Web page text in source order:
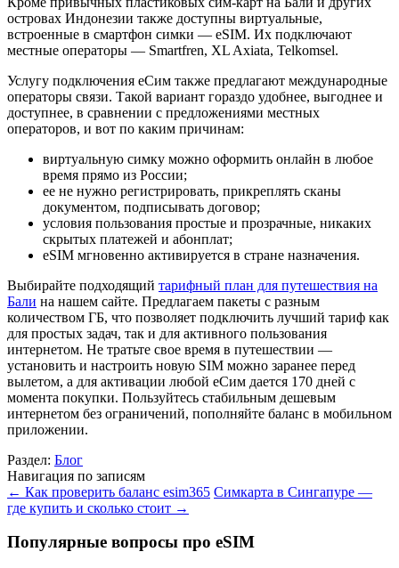
островах Индонезии также доступны виртуальные,
встроенные в смартфон симки — eSIM. Их подключают
местные операторы — Smartfren, XL Axiata, Telkomsel.
Услугу подключения еСим также предлагают международные
операторы связи. Такой вариант гораздо удобнее, выгоднее и
доступнее, в сравнении с предложениями местных
операторов, и вот по каким причинам:
виртуальную симку можно оформить онлайн в любое
время прямо из России;
ее не нужно регистрировать, прикреплять сканы
документом, подписывать договор;
условия пользования простые и прозрачные, никаких
скрытых платежей и абонплат;
eSIM мгновенно активируется в стране назначения.
Выбирайте подходящий тарифный план для путешествия на
Бали на нашем сайте. Предлагаем пакеты с разным
количеством ГБ, что позволяет подключить лучший тариф как
для простых задач, так и для активного пользования
интернетом. Не тратьте свое время в путешествии —
установить и настроить новую SIM можно заранее перед
вылетом, а для активации любой еСим дается 170 дней с
момента покупки. Пользуйтесь стабильным дешевым
интернетом без ограничений, пополняйте баланс в мобильном
приложении.
Раздел: Блог
Навигация по записям
← Как проверить баланс esim365 Симкарта в Сингапуре —
где купить и сколько стоит →
Популярные вопросы про eSIM